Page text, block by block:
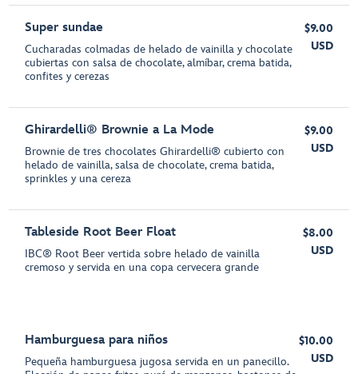
Super sundae
Cucharadas colmadas de helado de vainilla y chocolate
cubiertas con salsa de chocolate, almíbar, crema batida,
confites y cerezas
$9.00
USD
Ghirardelli® Brownie a La Mode
Brownie de tres chocolates Ghirardelli® cubierto con
helado de vainilla, salsa de chocolate, crema batida,
sprinkles y una cereza
$9.00
USD
Tableside Root Beer Float
IBC® Root Beer vertida sobre helado de vainilla
cremoso y servida en una copa cervecera grande
$8.00
USD
Hamburguesa para niños
Pequeña hamburguesa jugosa servida en un panecillo.
$10.00
USD